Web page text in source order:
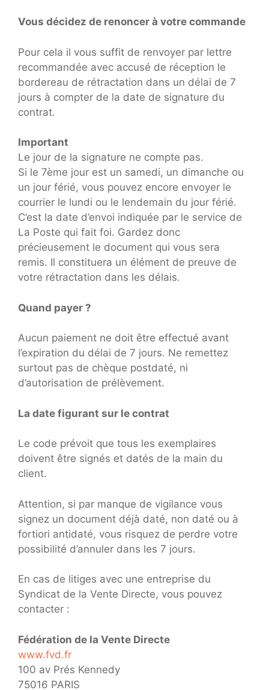
Vous décidez de renoncer à votre commande
Pour cela il vous suffit de renvoyer par lettre
recommandée avec accusé de réception le
bordereau de rétractation dans un délai de 7
jours à compter de la date de signature du
contrat.
Important
Le jour de la signature ne compte pas.
Si le 7ème jour est un samedi, un dimanche ou
un jour férié, vous pouvez encore envoyer le
courrier le lundi ou le lendemain du jour férié.
C’est la date d’envoi indiquée par le service de
La Poste qui fait foi. Gardez donc
précieusement le document qui vous sera
remis. Il constituera un élément de preuve de
votre rétractation dans les délais.
Quand payer ?
Aucun paiement ne doit être effectué avant
l’expiration du délai de 7 jours. Ne remettez
surtout pas de chèque postdaté, ni
d’autorisation de prélèvement.
La date figurant sur le contrat
Le code prévoit que tous les exemplaires
doivent être signés et datés de la main du
client.
Attention, si par manque de vigilance vous
signez un document déjà daté, non daté ou à
fortiori antidaté, vous risquez de perdre votre
possibilité d’annuler dans les 7 jours.
En cas de litiges avec une entreprise du
Syndicat de la Vente Directe, vous pouvez
contacter :
Fédération de la Vente Directe
www.fvd.fr
100 av Prés Kennedy
75016 PARIS